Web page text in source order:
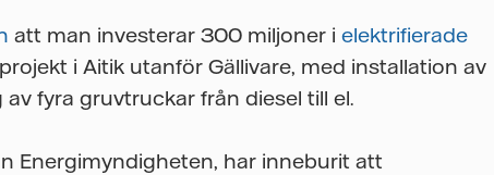
att man investerar 300 miljoner i elektrifierade
i Aitik utanför Gällivare, med installation av
fyra gruvtruckar från diesel till el.
Energimyndigheten, har inneburit att